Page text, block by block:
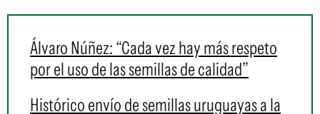
Álvaro Núñez: “Cada vez hay más respeto
por el uso de las semillas de calidad”
Histórico envío de semillas uruguayas a la